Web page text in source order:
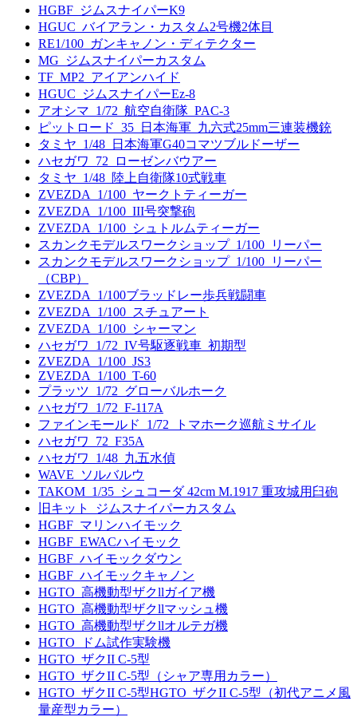
HGBF_ジムスナイパーK9
HGUC_バイアラン・カスタム2号機2体目
RE1/100_ガンキャノン・ディテクター
MG_ジムスナイパーカスタム
TF_MP2_アイアンハイド
HGUC_ジムスナイパーEz-8
アオシマ_1/72_航空自衛隊_PAC-3
ピットロード_35_日本海軍_九六式25mm三連装機銃
タミヤ_1/48_日本海軍G40コマツブルドーザー
ハセガワ_72_ローゼンバウアー
タミヤ_1/48_陸上自衛隊10式戦車
ZVEZDA_1/100_ヤークトティーガー
ZVEZDA_1/100_III号突撃砲
ZVEZDA_1/100_シュトルムティーガー
スカンクモデルスワークショップ_1/100_リーパー
スカンクモデルスワークショップ_1/100_リーパー
（CBP）
ZVEZDA_1/100ブラッドレー歩兵戦闘車
ZVEZDA_1/100_スチュアート
ZVEZDA_1/100_シャーマン
ハセガワ_1/72_IV号駆逐戦車_初期型
ZVEZDA_1/100_JS3
ZVEZDA_1/100_T-60
プラッツ_1/72_グローバルホーク
ハセガワ_1/72_F-117A
ファインモールド_1/72_トマホーク巡航ミサイル
ハセガワ_72_F35A
ハセガワ_1/48_九五水偵
WAVE_ソルバルウ
TAKOM_1/35_シュコーダ 42cm M.1917 重攻城用臼砲
旧キット_ジムスナイパーカスタム
HGBF_マリンハイモック
HGBF_EWACハイモック
HGBF_ハイモックダウン
HGBF_ハイモックキャノン
HGTO_高機動型ザクllガイア機
HGTO_高機動型ザクllマッシュ機
HGTO_高機動型ザクllオルテガ機
HGTO_ドム試作実験機
HGTO_ザクII C-5型
HGTO_ザクII C-5型（シャア専用カラー）
HGTO_ザクII C-5型HGTO_ザクII C-5型（初代アニメ風
量産型カラー）